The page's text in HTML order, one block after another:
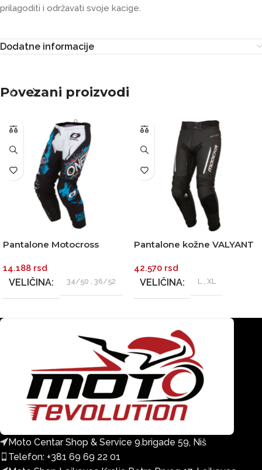
prilagoditi i održavati svoje kacige.
Dodatne informacije
Povezani proizvodi
Pantalone Motocross
bele
14.188 rsd
VELIČINA 34/50 , 36/52
Pantalone kožne VALYANT
42.570 rsd
VELIČINA L , XL
Moto Centar Shop & Service 9.brigade 59, Niš
Telefon: +381 69 69 22 01